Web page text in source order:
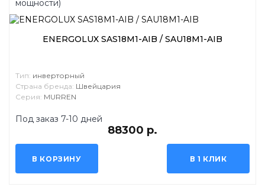
ENERGOLUX SAS18M1-AIB / SAU18M1-AIB
Тип: инверторный
Страна бренда: Швейцария
Серия: MURREN
Под заказ 7-10 дней
88300 р.
В КОРЗИНУ В 1 КЛИК